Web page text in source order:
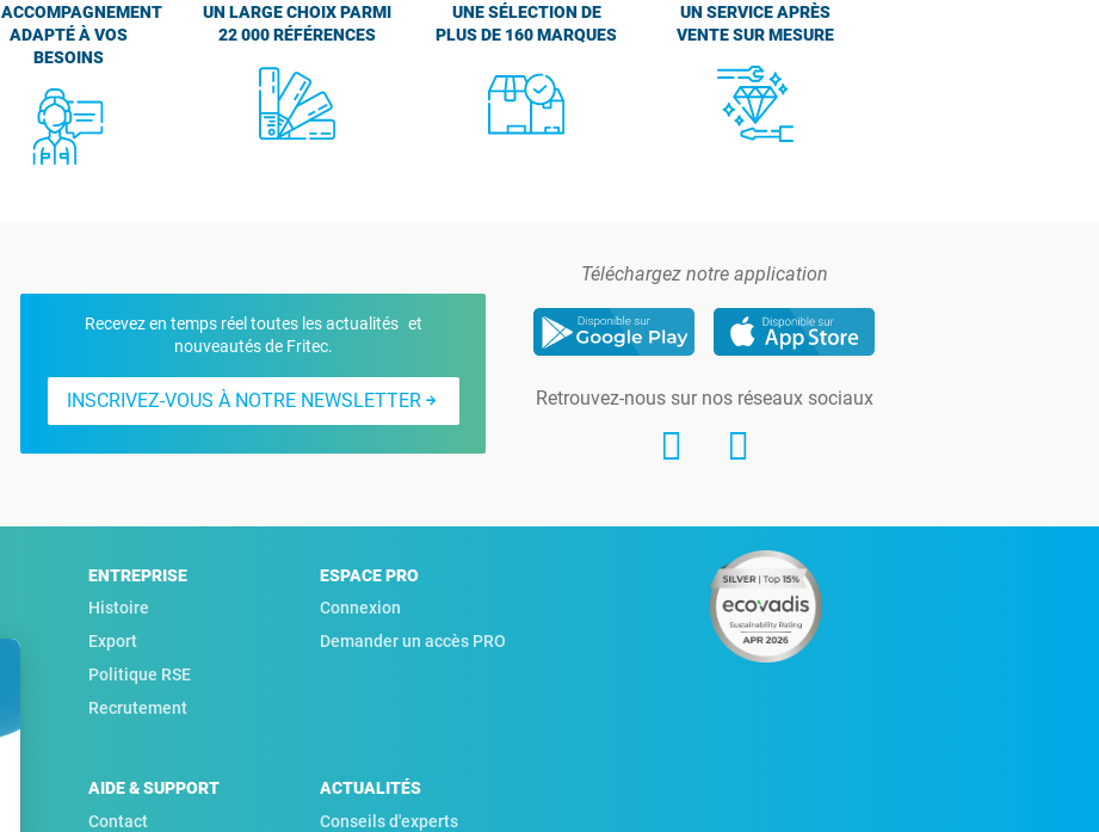
ADAPTÉ À VOS
BESOINS
UN LARGE CHOIX PARMI
22 000 RÉFÉRENCES
UNE SÉLECTION DE
PLUS DE 160 MARQUES
UN SERVICE APRÈS
VENTE SUR MESURE
Recevez en temps réel toutes les actualités et
nouveautés de Fritec.
INSCRIVEZ-VOUS À NOTRE NEWSLETTER
Téléchargez notre application
Retrouvez-nous sur nos réseaux sociaux
ENTREPRISE
Histoire
Export
Politique RSE
Recrutement
ESPACE PRO
Connexion
Demander un accès PRO
AIDE & SUPPORT
Contact
ACTUALITÉS
Conseils d'experts